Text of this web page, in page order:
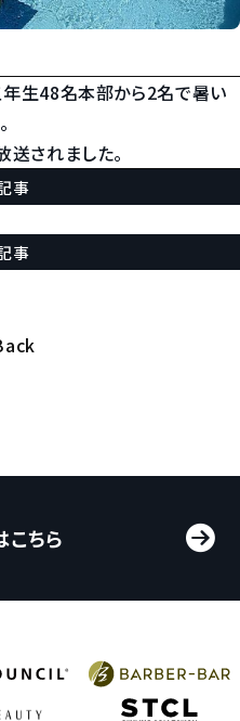
生48名本部から2名で暑い
されました。
事
事
ちら